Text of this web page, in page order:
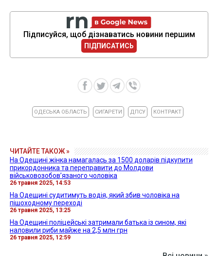
Підписуйся, щоб дізнаватись новини першим
ПІДПИСАТИСЬ
ОДЕСЬКА ОБЛАСТЬ СИГАРЕТИ ДПСУ КОНТРАКТ
ЧИТАЙТЕ ТАКОЖ »
На Одещині жінка намагалась за 1500 доларів підкупити
прикордонника та переправити до Молдови
військовозобов’язаного чоловіка
26 травня 2025, 14:53
На Одещині судитимуть водія, який збив чоловіка на
пішоходному переході
26 травня 2025, 13:25
На Одещині поліцейські затримали батька із сином, які
наловили риби майже на 2,5 млн грн
26 травня 2025, 12:59